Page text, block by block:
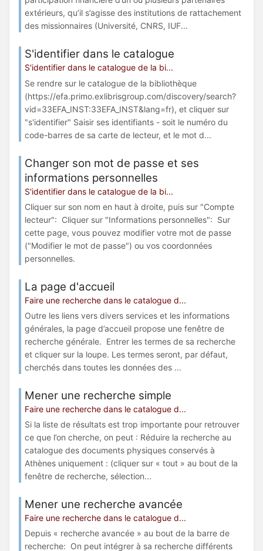
extérieurs, qu’il s’agisse des institutions de rattachement
des missionnaires (Université, CNRS, IUF...
S'identifier dans le catalogue
S'identifier dans le catalogue de la bi...
Se rendre sur le catalogue de la bibliothèque
(https://efa.primo.exlibrisgroup.com/discovery/search?
vid=33EFA_INST:33EFA_INST&lang=fr), et cliquer sur
"s'identifier" Saisir ses identifiants - soit le numéro du
code-barres de sa carte de lecteur, et le mot d...
Changer son mot de passe et ses
informations personnelles
S'identifier dans le catalogue de la bi...
Cliquer sur son nom en haut à droite, puis sur "Compte
lecteur": Cliquer sur "Informations personnelles": Sur
cette page, vous pouvez modifier votre mot de passe
("Modifier le mot de passe") ou vos coordonnées
personnelles.
La page d'accueil
Faire une recherche dans le catalogue d...
Outre les liens vers divers services et les informations
générales, la page d’accueil propose une fenêtre de
recherche générale. Entrer les termes de sa recherche
et cliquer sur la loupe. Les termes seront, par défaut,
cherchés dans toutes les données des ...
Mener une recherche simple
Faire une recherche dans le catalogue d...
Si la liste de résultats est trop importante pour retrouver
ce que l’on cherche, on peut : Réduire la recherche au
catalogue des documents physiques conservés à
Athènes uniquement : (cliquer sur « tout » au bout de la
fenêtre de recherche, sélection...
Mener une recherche avancée
Faire une recherche dans le catalogue d...
Depuis « recherche avancée » au bout de la barre de
recherche: On peut intégrer à sa recherche différents